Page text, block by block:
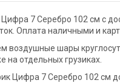
7 Серебро 102 см с
Оплата наличными и
воздушные шары
на отдельных грузиках.
Цифра 7 Серебро 102 см